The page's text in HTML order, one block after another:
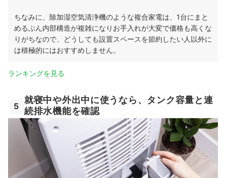
ちなみに、除加湿空気清浄機のような複合家電は、1台にまと
めるぶん内部構造が複雑になりお手入れが大変で価格も高くな
りがちなので、どうしても設置スペースを節約したい人以外に
は積極的にはおすすめしません。
ランキングを見る
5
就寝中や外出中に使うなら、タンク容量と連
続排水機能を確認